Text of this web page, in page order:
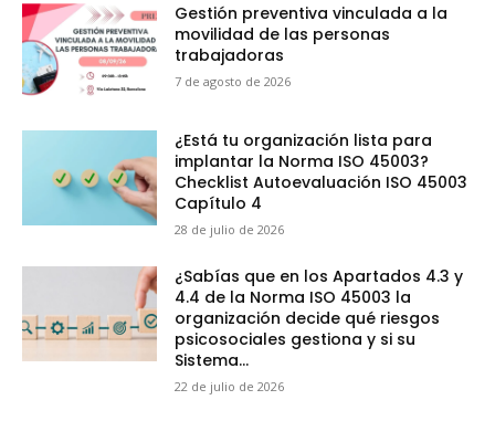
Gestión preventiva vinculada a la
movilidad de las personas
trabajadoras
7 de agosto de 2026
¿Está tu organización lista para
implantar la Norma ISO 45003?
Checklist Autoevaluación ISO 45003
Capítulo 4
28 de julio de 2026
¿Sabías que en los Apartados 4.3 y
4.4 de la Norma ISO 45003 la
organización decide qué riesgos
psicosociales gestiona y si su
Sistema...
22 de julio de 2026